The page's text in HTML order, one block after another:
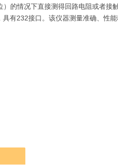
的情况下直接测得回路电阻或者接
有232接口。该仪器测量准确、性